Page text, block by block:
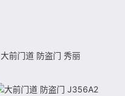
大前门道 防盗门 秀丽